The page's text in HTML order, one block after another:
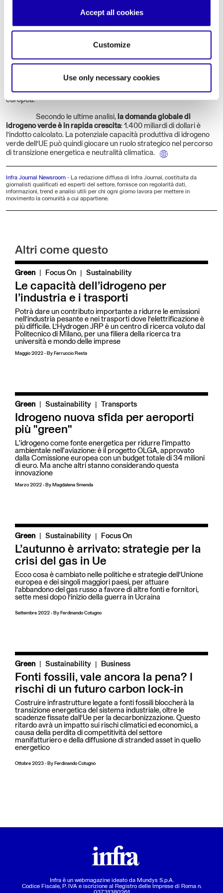
Accept all cookies
Customize
Use only necessary cookies
del Made in Italy per 63 miliardi di Euro ela sua entrata in
funzione è prevista per l’inizio del 2026,dopo il termine dei lavori
del polo – che si estende per 40.000 metri quadrati – è fissata a
confermati, tali numeri renderebbero il gigahub italiano
continente. Oltre a idrogeno verde da immetterenella filiera
, lo stabilimento infatti produrrà elettrolizzatori
strumenti necessari per la scissione dell’acqua in ossigeno e
idrogeno) per rispondere alla crescente domanda, globale ed
europea.
Secondo le ultime analisi, la domanda globale di
idrogeno verde è in rapida crescita: 1.400 miliardi di dollari è
l’indotto calcolato. La potenziale capacità produttiva di idrogeno
verde dell’UE può quindi giocare un ruolo strategico nel percorso
di transizione energetica e neutralità climatica.
Infra Journal Newsroom - La redazione diffusa di Infra Journal, costituita da
giornalisti qualificati ed esperti del settore, fornisce con regolarità dati,
informazioni, trend e analisi utili per chi ogni giorno lavora per mettere in
movimento la comunità a cui appartiene.
Altri come questo
Green | Focus On Sustainability
Le capacità dell’idrogeno per
l’industria e i trasporti
Potrà dare un contributo importante a ridurre le emissioni
nell’industria pesante e nei trasporti dove l’elettrificazione è
più difficile. L’Hydrogen JRP è un centro di ricerca voluto dal
Politecnico di Milano, per una filiera della ricerca tra
università e mondo delle imprese
Maggio 2022 - By Ferruccio Resta
Green | Sustainability Transports
Idrogeno nuova sfida per aeroporti
più "green"
L'idrogeno come fonte energetica per ridurre l'impatto
ambientale nell'aviazione: è il progetto OLGA, approvato
dalla Comissione europea con un budget totale di 34 milioni
di euro. Ma anche altri stanno considerando questa
innovazione
Marzo 2022 - By Magdalena Smenda
Green | Sustainability Focus On
L’autunno è arrivato: strategie per la
crisi del gas in Ue
Ecco cosa è cambiato nelle politiche e strategie dell’Unione
europea e dei singoli maggiori paesi, per attuare
l’abbandono del gas russo a favore di altre fonti e fornitori,
sette mesi dopo l’inizio della guerra in Ucraina
Settembre 2022 - By Ferdinando Cotugno
Green | Sustainability Business
Fonti fossili, vale ancora la pena? I
rischi di un futuro carbon lock-in
Costruire infrastrutture legate a fonti fossili bloccherà la
transizione energetica del sistema industriale, oltre le
scadenze fissate dall’Ue per la decarbonizzazione. Questo
ritardo avrà un impatto sui rischi climatici ed economici, a
causa della perdita di competitività del settore
manifatturiero e della diffusione di stranded asset in quello
energetico
Ottobre 2023 - By Ferdinando Cotugno
Infra è un webmagazine ideato da Mundys S.p.A.
Codice Fiscale, P. IVA e iscrizione al Registro delle Imprese di Roma n.